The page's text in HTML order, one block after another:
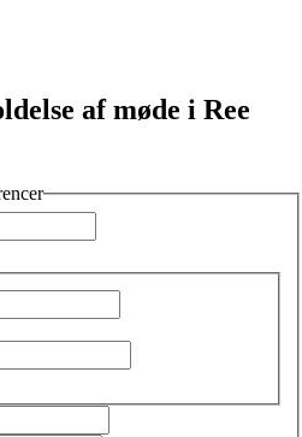
af møde i Ree